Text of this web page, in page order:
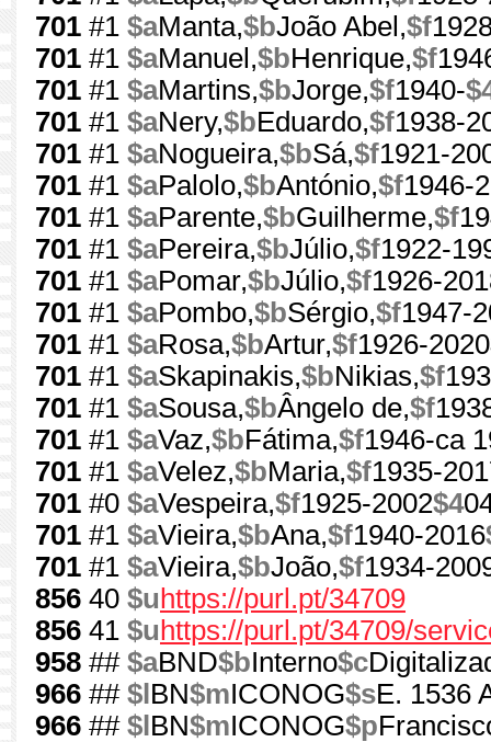
701 #1 $aManta,$bJoão Abel,$f
701 #1 $aManuel,$bHenrique,$f
701 #1 $aMartins,$bJorge,$f1940-
701 #1 $aNery,$bEduardo,$f1938-
701 #1 $aNogueira,$bSá,$f1921-
701 #1 $aPalolo,$bAntónio,$f1946-
701 #1 $aParente,$bGuilherme,$f
701 #1 $aPereira,$bJúlio,$f1922-
701 #1 $aPomar,$bJúlio,$f1926-
701 #1 $aPombo,$bSérgio,$f1947-
701 #1 $aRosa,$bArtur,$f1926-2020
701 #1 $aSkapinakis,$bNikias,$f
701 #1 $aSousa,$bÂngelo de,$f
701 #1 $aVaz,$bFátima,$f1946-ca
701 #1 $aVelez,$bMaria,$f1935-
701 #0 $aVespeira,$f1925-2002$4
701 #1 $aVieira,$bAna,$f1940-2016
701 #1 $aVieira,$bJoão,$f1934-
856 40 $u https://purl.pt/34709
856 41 $u https://purl.pt/34709/
958 ## $aBND$bInterno$c
966 ## $l BN$mICONOG$sE. 1536
966 ## $l BN$mICONOG$p